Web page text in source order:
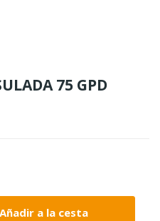
75 GPD
Añadir a la cesta